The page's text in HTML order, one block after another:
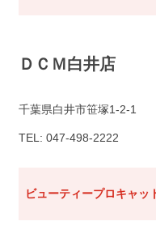
ＤＣＭ白井店
千葉県白井市笹塚1-2-1
TEL: 047-498-2222
ビューティープロキャッ